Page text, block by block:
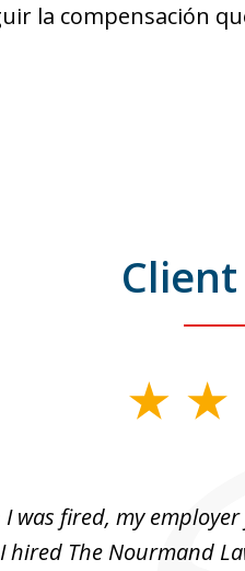
la compensación
I was fired, my
hired The Nourmand